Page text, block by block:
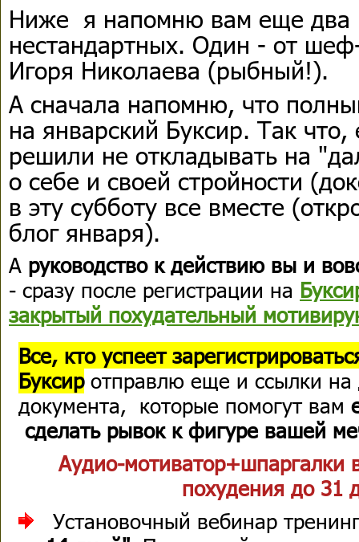
Ниже я напомню вам еще два
нестандартных. Один - от
Игоря Николаева (рыбный!).
А сначала напомню, что
на январский Буксир. Так
решили не откладывать на
о себе и своей стройности
в эту субботу все вместе
блог января).
А руководство к действию вы и
- сразу после регистрации на
закрытый похудательный
Все, кто успеет
Буксиротправлю еще и ссылки на
документа, которые помогут вам
сделать рывок к фигуре вашей
Аудио-мотиватор+шпаргалки
похудения до 31
Установочный вебинар